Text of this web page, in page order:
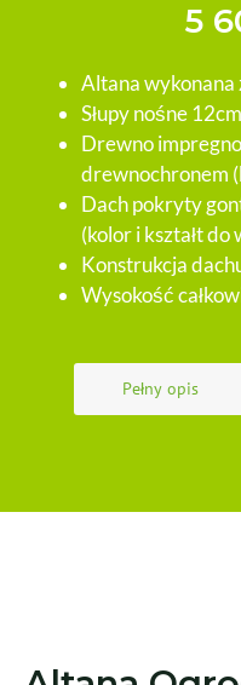
5
Altana wykonana
Słupy nośne
Drewno
drewnochronem
Dach pokryty
(kolor i kształt
Konstrukcja
Wysokość
Pełny opis